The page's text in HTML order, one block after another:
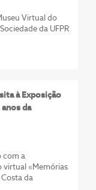
Virtual do
da UFPR
à Exposição
da
com a
virtual «Memórias
da